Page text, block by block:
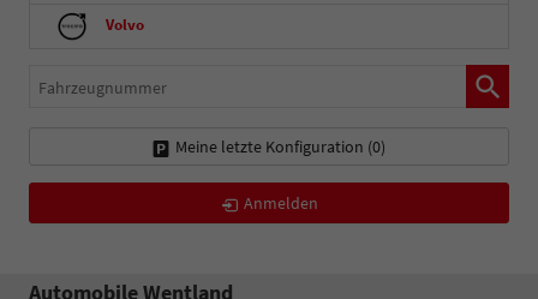
Volvo
Fahrzeugnummer
Meine letzte Konfiguration (0)
Anmelden
Automobile Wentland